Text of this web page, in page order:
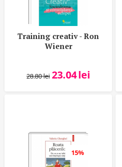
Training creativ - Ron
Wiener
28.80lei 23.04lei
15%